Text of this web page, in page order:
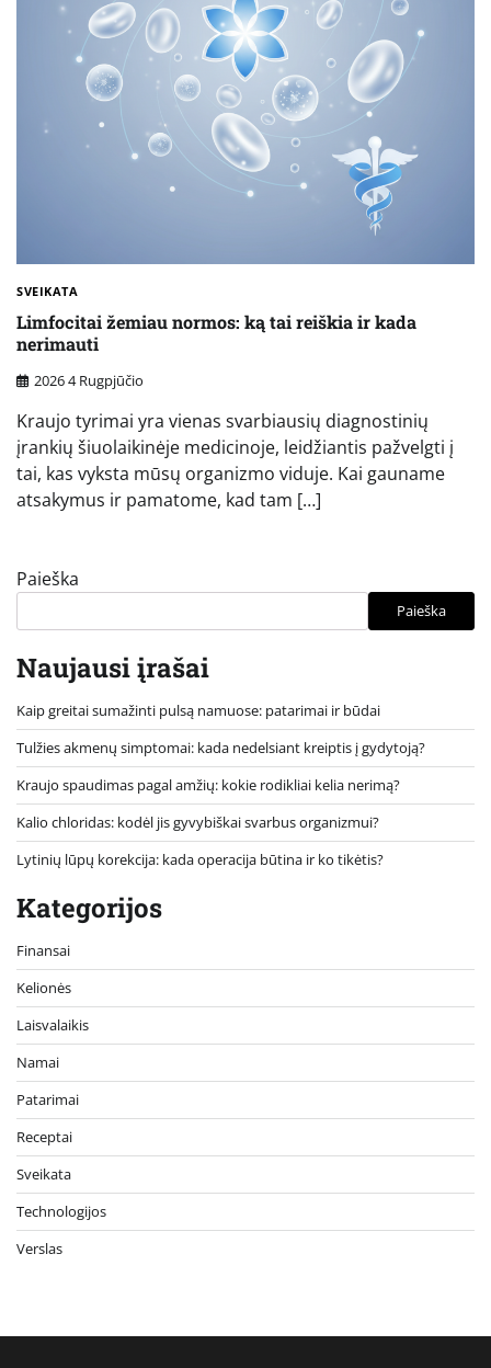
SVEIKATA
Limfocitai žemiau normos: ką tai reiškia ir kada
nerimauti
2026 4 Rugpjūčio
Kraujo tyrimai yra vienas svarbiausių diagnostinių
įrankių šiuolaikinėje medicinoje, leidžiantis pažvelgti į
tai, kas vyksta mūsų organizmo viduje. Kai gauname
atsakymus ir pamatome, kad tam […]
Paieška
Paieška
Naujausi įrašai
Kaip greitai sumažinti pulsą namuose: patarimai ir būdai
Tulžies akmenų simptomai: kada nedelsiant kreiptis į gydytoją?
Kraujo spaudimas pagal amžių: kokie rodikliai kelia nerimą?
Kalio chloridas: kodėl jis gyvybiškai svarbus organizmui?
Lytinių lūpų korekcija: kada operacija būtina ir ko tikėtis?
Kategorijos
Finansai
Kelionės
Laisvalaikis
Namai
Patarimai
Receptai
Sveikata
Technologijos
Verslas